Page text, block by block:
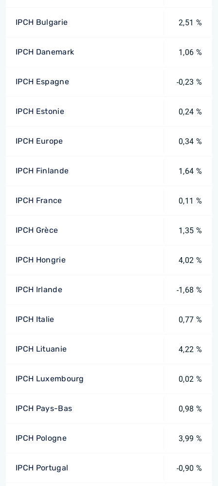
IPCH Bulgarie 2,51 %
IPCH Danemark 1,06 %
IPCH Espagne -0,23 %
IPCH Estonie 0,24 %
IPCH Europe 0,34 %
IPCH Finlande 1,64 %
IPCH France 0,11 %
IPCH Grèce 1,35 %
IPCH Hongrie 4,02 %
IPCH Irlande -1,68 %
IPCH Italie 0,77 %
IPCH Lituanie 4,22 %
IPCH Luxembourg 0,02 %
IPCH Pays-Bas 0,98 %
IPCH Pologne 3,99 %
IPCH Portugal -0,90 %